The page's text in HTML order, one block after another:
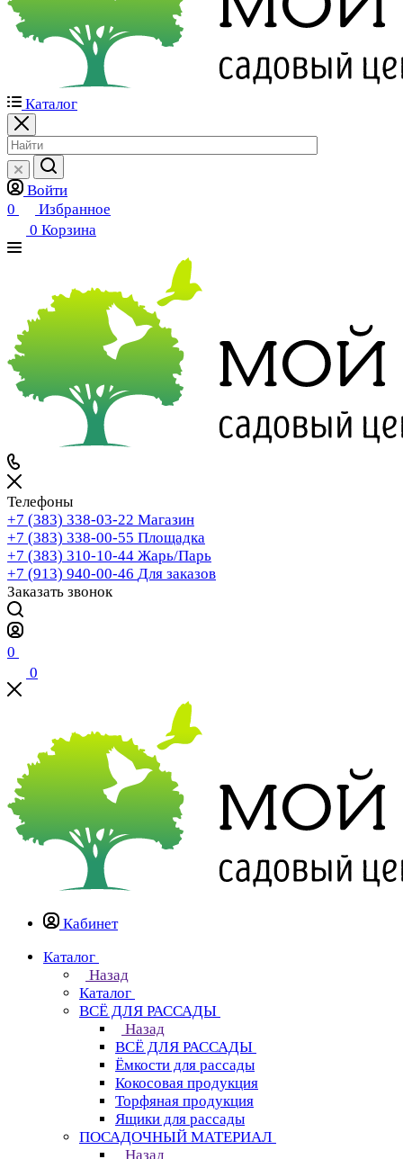
Каталог
Войти
0
Избранное
0 Корзина
Телефоны
+7 (383) 338-03-22 Магазин
+7 (383) 338-00-55 Площадка
+7 (383) 310-10-44 Жарь/Парь
+7 (913) 940-00-46 Для заказов
Заказать звонок
0
0
Кабинет
Каталог
Назад
Каталог
ВСЁ ДЛЯ РАССАДЫ
Назад
ВСЁ ДЛЯ РАССАДЫ
Ёмкости для рассады
Кокосовая продукция
Торфяная продукция
Ящики для рассады
ПОСАДОЧНЫЙ МАТЕРИАЛ
Назад